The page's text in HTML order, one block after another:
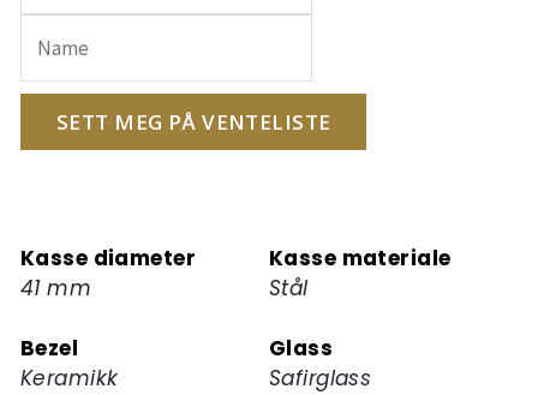
e-
postadressen
din
ventelisten
for
produktet
SETT MEG PÅ VENTELISTE
Kasse diameter
41 mm
Kasse materiale
Stål
Bezel
Keramikk
Glass
Safirglass